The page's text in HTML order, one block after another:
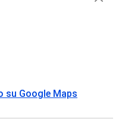
su Google Maps